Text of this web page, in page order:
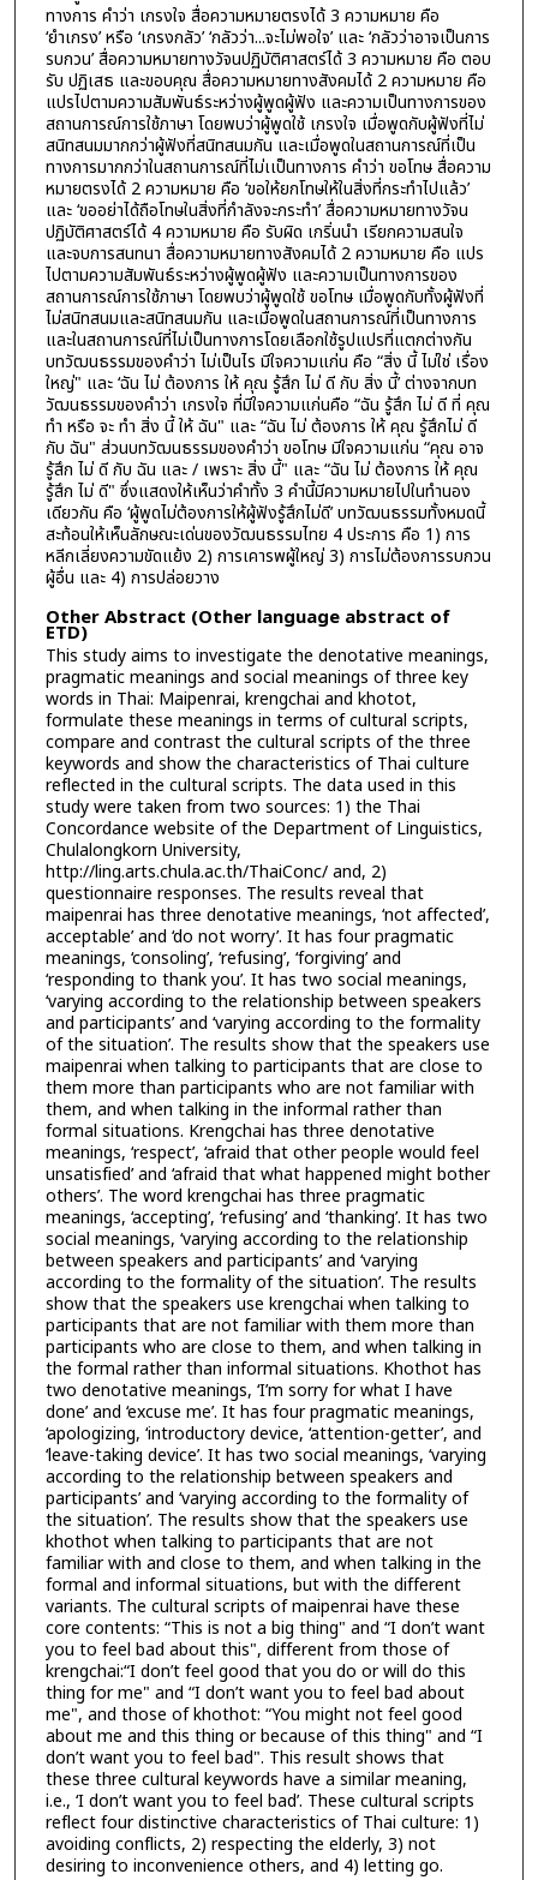
ทางการ คำว่า เกรงใจ สื่อความหมายตรงได้ 3 ความหมาย คือ
‘ยำเกรง’ หรือ ‘เกรงกลัว’ ‘กลัวว่า...จะไม่พอใจ’ และ ‘กลัวว่าอาจเป็นการ
รบกวน’ สื่อความหมายทางวัจนปฏิบัติศาสตร์ได้ 3 ความหมาย คือ ตอบ
รับ ปฏิเสธ และขอบคุณ สื่อความหมายทางสังคมได้ 2 ความหมาย คือ
แปรไปตามความสัมพันธ์ระหว่างผู้พูดผู้ฟัง และความเป็นทางการของ
สถานการณ์การใช้ภาษา โดยพบว่าผู้พูดใช้ เกรงใจ เมื่อพูดกับผู้ฟังที่ไม่
สนิทสนมมากกว่าผู้ฟังที่สนิทสนมกัน และเมื่อพูดในสถานการณ์ที่เป็น
ทางการมากกว่าในสถานการณ์ที่ไม่เเป็นทางการ คำว่า ขอโทษ สื่อความ
หมายตรงได้ 2 ความหมาย คือ ‘ขอให้ยกโทษให้ในสิ่งที่กระทำไปแล้ว’
และ ‘ขออย่าได้ถือโทษในสิ่งที่กำลังจะกระทำ’ สื่อความหมายทางวัจน
ปฏิบัติศาสตร์ได้ 4 ความหมาย คือ รับผิด เกริ่นนำ เรียกความสนใจ
และจบการสนทนา สื่อความหมายทางสังคมได้ 2 ความหมาย คือ แปร
ไปตามความสัมพันธ์ระหว่างผู้พูดผู้ฟัง และความเป็นทางการของ
สถานการณ์การใช้ภาษา โดยพบว่าผู้พูดใช้ ขอโทษ เมื่อพูดกับทั้งผู้ฟังที่
ไม่สนิทสนมและสนิทสนมกัน และเมื่อพูดในสถานการณ์ที่เป็นทางการ
และในสถานการณ์ที่ไม่เป็นทางการโดยเลือกใช้รูปแปรที่แตกต่างกัน
บทวัฒนธรรมของคำว่า ไม่เป็นไร มีใจความแก่น คือ “สิ่ง นี้ ไม่ใช่ เรื่อง
ใหญ่" และ ‘ฉัน ไม่ ต้องการ ให้ คุณ รู้สึก ไม่ ดี กับ สิ่ง นี้’ ต่างจากบท
วัฒนธรรมของคำว่า เกรงใจ ที่มีใจความแก่นคือ “ฉัน รู้สึก ไม่ ดี ที่ คุณ
ทำ หรือ จะ ทำ สิ่ง นี้ ให้ ฉัน" และ “ฉัน ไม่ ต้องการ ให้ คุณ รู้สึกไม่ ดี
กับ ฉัน" ส่วนบทวัฒนธรรมของคำว่า ขอโทษ มีใจความแก่น “คุณ อาจ
รู้สึก ไม่ ดี กับ ฉัน และ / เพราะ สิ่ง นี้" และ “ฉัน ไม่ ต้องการ ให้ คุณ
รู้สึก ไม่ ดี" ซึ่งแสดงให้เห็นว่าคำทั้ง 3 คำนี้มีความหมายไปในทำนอง
เดียวกัน คือ ‘ผู้พูดไม่ต้องการให้ผู้ฟังรู้สึกไม่ดี’ บทวัฒนธรรมทั้งหมดนี้
สะท้อนให้เห็นลักษณะเด่นของวัฒนธรรมไทย 4 ประการ คือ 1) การ
หลีกเลี่ยงความขัดแย้ง 2) การเคารพผู้ใหญ่ 3) การไม่ต้องการรบกวน
ผู้อื่น และ 4) การปล่อยวาง
Other Abstract (Other language abstract of
ETD)
This study aims to investigate the denotative meanings,
pragmatic meanings and social meanings of three key
words in Thai: Maipenrai, krengchai and khotot,
formulate these meanings in terms of cultural scripts,
compare and contrast the cultural scripts of the three
keywords and show the characteristics of Thai culture
reflected in the cultural scripts. The data used in this
study were taken from two sources: 1) the Thai
Concordance website of the Department of Linguistics,
Chulalongkorn University,
http://ling.arts.chula.ac.th/ThaiConc/ and, 2)
questionnaire responses. The results reveal that
maipenrai has three denotative meanings, ‘not affected’,
acceptable’ and ‘do not worry’. It has four pragmatic
meanings, ‘consoling’, ‘refusing’, ‘forgiving’ and
‘responding to thank you’. It has two social meanings,
‘varying according to the relationship between speakers
and participants’ and ‘varying according to the formality
of the situation’. The results show that the speakers use
maipenrai when talking to participants that are close to
them more than participants who are not familiar with
them, and when talking in the informal rather than
formal situations. Krengchai has three denotative
meanings, ‘respect’, ‘afraid that other people would feel
unsatisfied’ and ‘afraid that what happened might bother
others’. The word krengchai has three pragmatic
meanings, ‘accepting’, ‘refusing’ and ‘thanking’. It has two
social meanings, ‘varying according to the relationship
between speakers and participants’ and ‘varying
according to the formality of the situation’. The results
show that the speakers use krengchai when talking to
participants that are not familiar with them more than
participants who are close to them, and when talking in
the formal rather than informal situations. Khothot has
two denotative meanings, ‘I’m sorry for what I have
done’ and ‘excuse me’. It has four pragmatic meanings,
‘apologizing, ‘introductory device, ‘attention-getter’, and
‘leave-taking device’. It has two social meanings, ‘varying
according to the relationship between speakers and
participants’ and ‘varying according to the formality of
the situation’. The results show that the speakers use
khothot when talking to participants that are not
familiar with and close to them, and when talking in the
formal and informal situations, but with the different
variants. The cultural scripts of maipenrai have these
core contents: “This is not a big thing" and “I don’t want
you to feel bad about this", different from those of
krengchai:“I don’t feel good that you do or will do this
thing for me" and “I don’t want you to feel bad about
me", and those of khothot: “You might not feel good
about me and this thing or because of this thing" and “I
don’t want you to feel bad". This result shows that
these three cultural keywords have a similar meaning,
i.e., ‘I don’t want you to feel bad’. These cultural scripts
reflect four distinctive characteristics of Thai culture: 1)
avoiding conflicts, 2) respecting the elderly, 3) not
desiring to inconvenience others, and 4) letting go.